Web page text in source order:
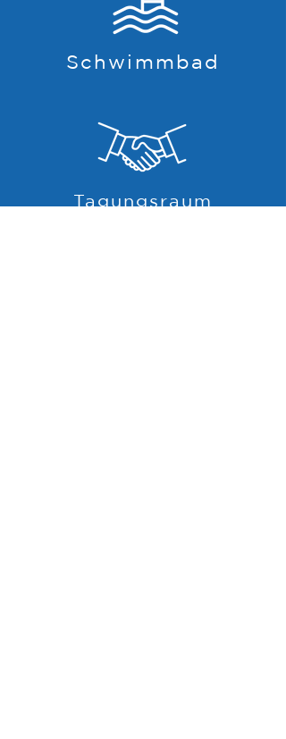
Schwimmbad
Tagungsraum